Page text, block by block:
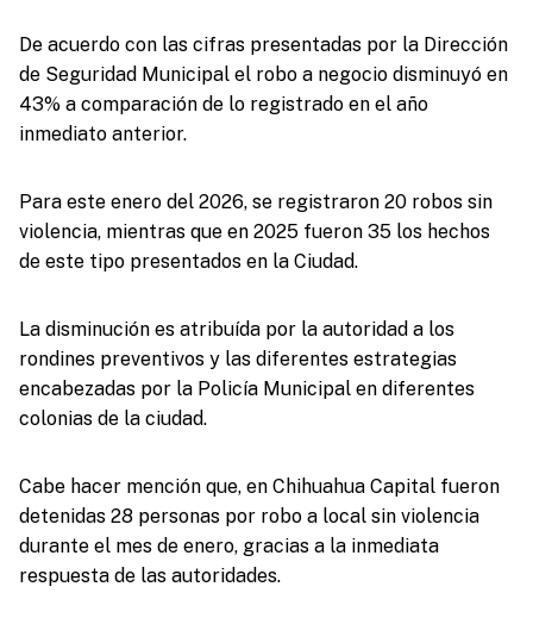
De acuerdo con las cifras presentadas por la Dirección
de Seguridad Municipal el robo a negocio disminuyó en
43% a comparación de lo registrado en el año
inmediato anterior.
Para este enero del 2026, se registraron 20 robos sin
violencia, mientras que en 2025 fueron 35 los hechos
de este tipo presentados en la Ciudad.
La disminución es atribuída por la autoridad a los
rondines preventivos y las diferentes estrategias
encabezadas por la Policía Municipal en diferentes
colonias de la ciudad.
Cabe hacer mención que, en Chihuahua Capital fueron
detenidas 28 personas por robo a local sin violencia
durante el mes de enero, gracias a la inmediata
respuesta de las autoridades.